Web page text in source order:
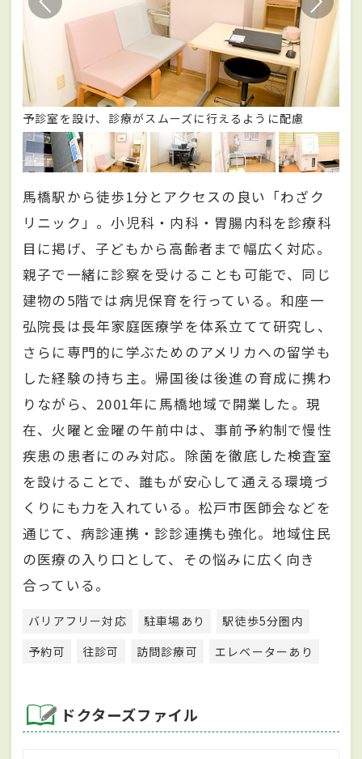
予診室を設け、診療がスムーズに行えるように配慮
馬橋駅から徒歩1分とアクセスの良い「わざク
リニック」。小児科・内科・胃腸内科を診療科
目に掲げ、子どもから高齢者まで幅広く対応。
親子で一緒に診察を受けることも可能で、同じ
建物の5階では病児保育を行っている。和座一
弘院長は長年家庭医療学を体系立てて研究し、
さらに専門的に学ぶためのアメリカへの留学も
した経験の持ち主。帰国後は後進の育成に携わ
りながら、2001年に馬橋地域で開業した。現
在、火曜と金曜の午前中は、事前予約制で慢性
疾患の患者にのみ対応。除菌を徹底した検査室
を設けることで、誰もが安心して通える環境づ
くりにも力を入れている。松戸市医師会などを
通じて、病診連携・診診連携も強化。地域住民
の医療の入り口として、その悩みに広く向き
合っている。
バリアフリー対応 駐車場あり
駅徒歩5分圏内
予約可
往診可 訪問診療可 エレベーターあり
ドクターズファイル